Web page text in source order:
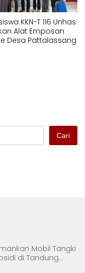
KKN-T 116 Unhas
Alat Emposan
Desa Pattalassang
Cari
Mobil Tangki
di Tandung